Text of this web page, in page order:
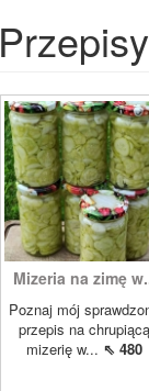
Mizeria na zimę
Poznaj mój
przepis na chrupiącą
mizerię w... ⇖ 480